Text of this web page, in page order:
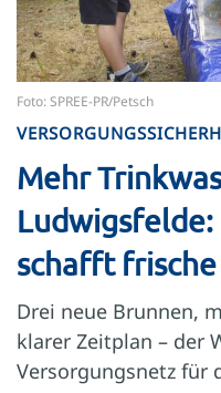
Foto: SPREE-PR/Petsch
Mehr
schafft
Drei neue Brunnen,
klarer Zeitplan – der
Versorgungsnetz für